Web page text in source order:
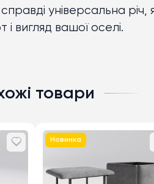
універсальна річ,
вигляд вашої оселі.
товари
Новинка